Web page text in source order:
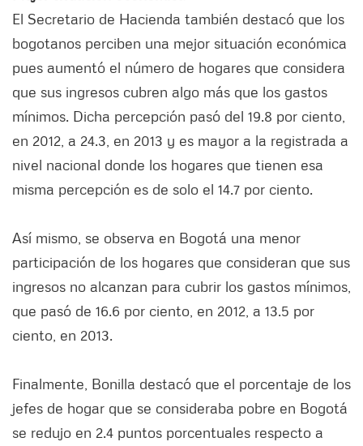
El Secretario de Hacienda también destacó que los
bogotanos perciben una mejor situación económica
pues aumentó el número de hogares que considera
que sus ingresos cubren algo más que los gastos
mínimos. Dicha percepción pasó del 19.8 por ciento,
en 2012, a 24.3, en 2013 y es mayor a la registrada a
nivel nacional donde los hogares que tienen esa
misma percepción es de solo el 14.7 por ciento.
Así mismo, se observa en Bogotá una menor
participación de los hogares que consideran que sus
ingresos no alcanzan para cubrir los gastos mínimos,
que pasó de 16.6 por ciento, en 2012, a 13.5 por
ciento, en 2013.
Finalmente, Bonilla destacó que el porcentaje de los
jefes de hogar que se consideraba pobre en Bogotá
se redujo en 2.4 puntos porcentuales respecto a